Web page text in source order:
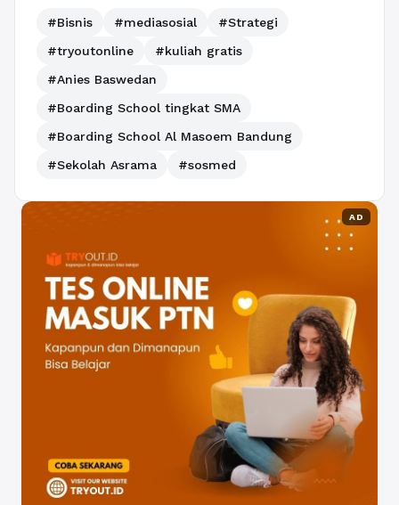
#Bisnis #mediasosial
#Strategi
#tryoutonline
#kuliah gratis
#Anies Baswedan
#Boarding School tingkat SMA
#Boarding School Al Masoem Bandung
#Sekolah Asrama
#sosmed
AD